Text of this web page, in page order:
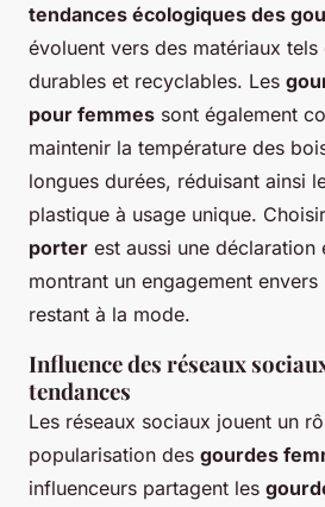
tendances écologiques des
évoluent vers des matériaux
durables et recyclables. Les
pour femmes sont également
maintenir la température des
longues durées, réduisant ainsi
plastique à usage unique.
porter est aussi une déclaration
montrant un engagement
restant à la mode.
Influence des réseaux
tendances
Les réseaux sociaux jouent un
popularisation des gourdes
influenceurs partagent les